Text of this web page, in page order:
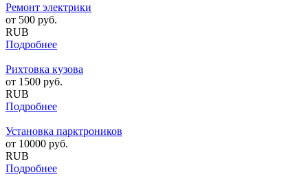
Ремонт электрики
от 500 руб.
RUB
Подробнее
Рихтовка кузова
от 1500 руб.
RUB
Подробнее
Установка парктроников
от 10000 руб.
RUB
Подробнее